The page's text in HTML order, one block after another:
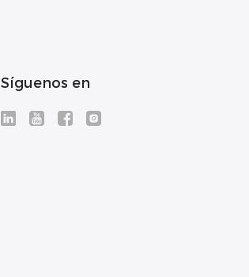
Síguenos en